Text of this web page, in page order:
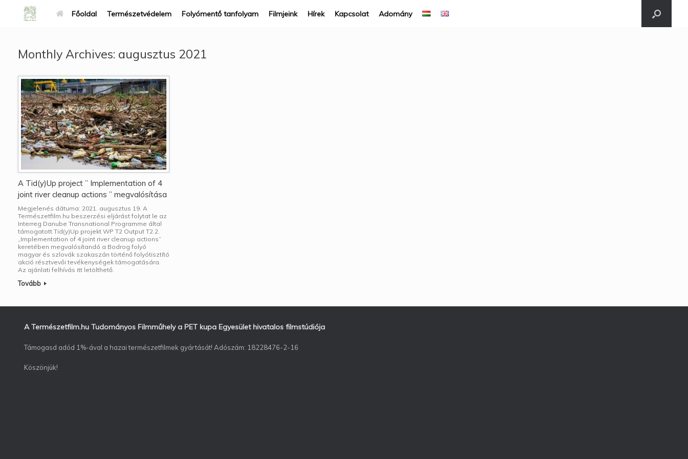
Főoldal Természetvédelem Folyómentő tanfolyam Filmjeink Hírek Kapcsolat Adomány
Monthly Archives: augusztus 2021
A Tid(y)Up project ” Implementation of 4
joint river cleanup actions ” megvalósítása
Megjelenés dátuma: 2021. augusztus 19. A
Természetfilm.hu beszerzési eljárást folytat le az
Interreg Danube Transnational Programme által
támogatott Tid(y)Up projekt WP T2 Output T2.2.
„Implementation of 4 joint river cleanup actions”
keretében megvalósítandó a Bodrog folyó
magyar és szlovák szakaszán történő folyótisztító
akció résztvevői tevékenységek támogatására.
Az ajánlati felhívás itt letölthető.
Tovább
A Természetfilm.hu Tudományos Filmműhely a PET kupa Egyesület hivatalos filmstúdiója
Támogasd adód 1%-ával a hazai természetfilmek gyártását! Adószám: 18228476-2-16
Köszönjük!